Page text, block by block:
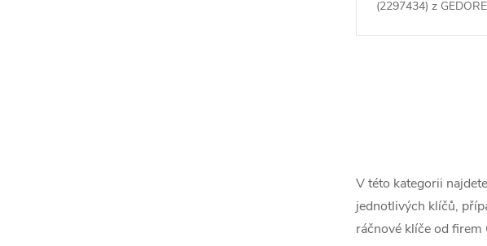
(2297434) z
á
d
V této kategorii
jednotlivých klíčů,
ráčnové klíče od